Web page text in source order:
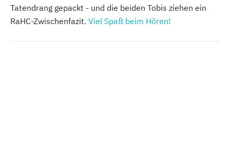
Tatendrang gepackt - und die beiden Tobis ziehen ein
RaHC-Zwischenfazit. Viel Spaß beim Hören!